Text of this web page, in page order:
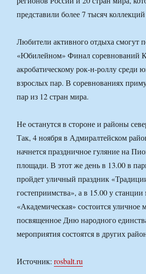
представили более 7 тысяч
Любители активного отдыха смогут
«Юбилейном» Финал соревнований
акробатическому рок-н-роллу среди
взрослых пар. В соревнованиях
пар из 12 стран мира.
Не останутся в стороне и районы
Так, 4 ноября в Адмиралтейском
начнется праздничное гуляние на
площади. В этот же день в 13.00 в
пройдет уличный праздник
гостеприимства», а в 15.00 у станции
«Академическая» состоится уличное
посвященное Дню народного
мероприятия состоятся в других
Источник:rosbalt.ru